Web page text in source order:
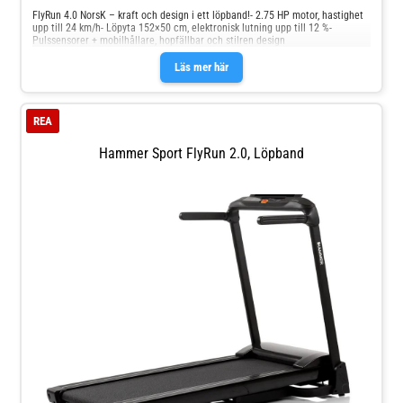
Läs mer här
FlyRun 4.0 NorsK – kraft och design i ett löpband!- 2.75 HP motor, hastighet
upp till 24 km/h- Löpyta 152×50 cm, elektronisk lutning upp till 12 %-
Pulssensorer + mobilhållare, hopfällbar och stilren design
Hammer Sport FlyRun 2.0, Löpband
REA